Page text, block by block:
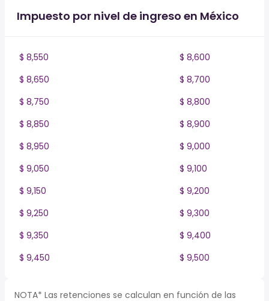
Impuesto por nivel de ingreso en México
$ 8,550
$ 8,600
$ 8,650
$ 8,700
$ 8,750
$ 8,800
$ 8,850
$ 8,900
$ 8,950
$ 9,000
$ 9,050
$ 9,100
$ 9,150
$ 9,200
$ 9,250
$ 9,300
$ 9,350
$ 9,400
$ 9,450
$ 9,500
NOTA* Las retenciones se calculan en función de las